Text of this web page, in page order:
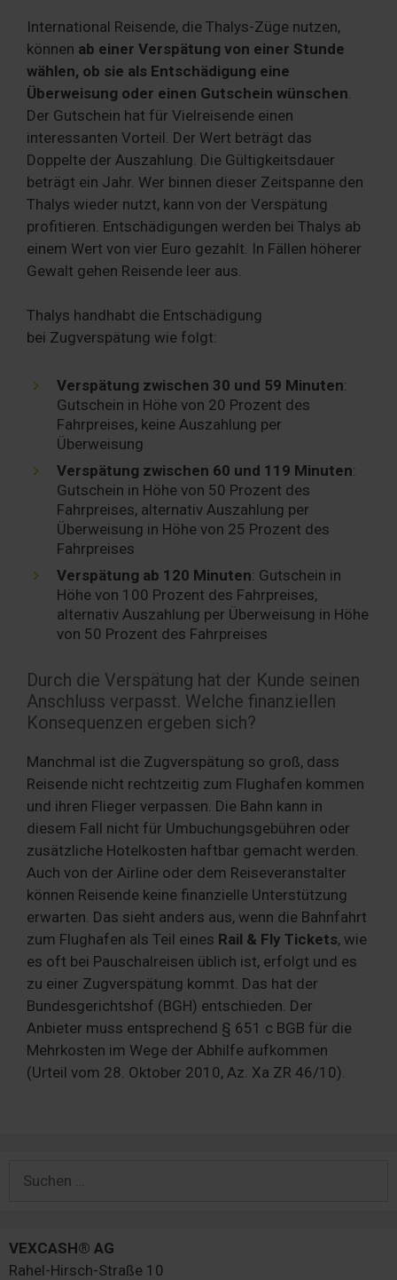
International Reisende, die Thalys-Züge nutzen,
können ab einer Verspätung von einer Stunde
wählen, ob sie als Entschädigung eine
Überweisung oder einen Gutschein wünschen
Der Gutschein hat für Vielreisende einen
interessanten Vorteil. Der Wert beträgt das
Doppelte der Auszahlung. Die Gültigkeitsdauer
beträgt ein Jahr. Wer binnen dieser Zeitspanne den
Thalys wieder nutzt, kann von der Verspätung
profitieren. Entschädigungen werden bei Thalys ab
einem Wert von vier Euro gezahlt. In Fällen höherer
Gewalt gehen Reisende leer aus.
Thalys handhabt die Entschädigung
bei Zugverspätung wie folgt:
Verspätung zwischen 30 und 59 Minuten:
Gutschein in Höhe von 20 Prozent des
Fahrpreises, keine Auszahlung per
Überweisung
Verspätung zwischen 60 und 119 Minuten:
Gutschein in Höhe von 50 Prozent des
Fahrpreises, alternativ Auszahlung per
Überweisung in Höhe von 25 Prozent des
Fahrpreises
Verspätung ab 120 Minuten: Gutschein in
Höhe von 100 Prozent des Fahrpreises,
alternativ Auszahlung per Überweisung in Höhe
von 50 Prozent des Fahrpreises
Durch die Verspätung hat der Kunde seinen
Anschluss verpasst. Welche finanziellen
Konsequenzen ergeben sich?
Manchmal ist die Zugverspätung so groß, dass
Reisende nicht rechtzeitig zum Flughafen kommen
und ihren Flieger verpassen. Die Bahn kann in
diesem Fall nicht für Umbuchungsgebühren oder
zusätzliche Hotelkosten haftbar gemacht werden.
Auch von der Airline oder dem Reiseveranstalter
können Reisende keine finanzielle Unterstützung
erwarten. Das sieht anders aus, wenn die Bahnfahrt
zum Flughafen als Teil eines Rail & Fly Tickets, wie
es oft bei Pauschalreisen üblich ist, erfolgt und es
zu einer Zugverspätung kommt. Das hat der
Bundesgerichtshof (BGH) entschieden. Der
Anbieter muss entsprechend § 651 c BGB für die
Mehrkosten im Wege der Abhilfe aufkommen
(Urteil vom 28. Oktober 2010, Az. Xa ZR 46/10).
nach:
VEXCASH® AG
Rahel-Hirsch-Straße 10